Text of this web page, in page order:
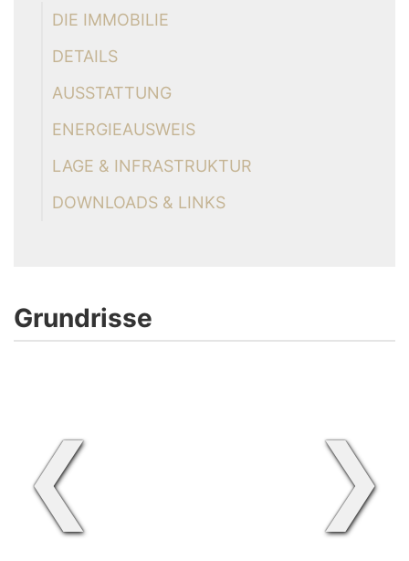
DIE IMMOBILIE
DETAILS
AUSSTATTUNG
ENERGIEAUSWEIS
LAGE & INFRASTRUKTUR
DOWNLOADS & LINKS
Grundrisse
❮ ❯